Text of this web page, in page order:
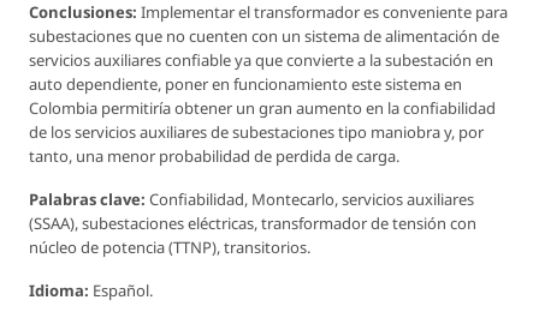
Conclusiones: Implementar el transformador es conveniente para
subestaciones que no cuenten con un sistema de alimentación de
servicios auxiliares confiable ya que convierte a la subestación en
auto dependiente, poner en funcionamiento este sistema en
Colombia permitiría obtener un gran aumento en la confiabilidad
de los servicios auxiliares de subestaciones tipo maniobra y, por
tanto, una menor probabilidad de perdida de carga.
Palabras clave: Confiabilidad, Montecarlo, servicios auxiliares
(SSAA), subestaciones eléctricas, transformador de tensión con
núcleo de potencia (TTNP), transitorios.
Idioma: Español.